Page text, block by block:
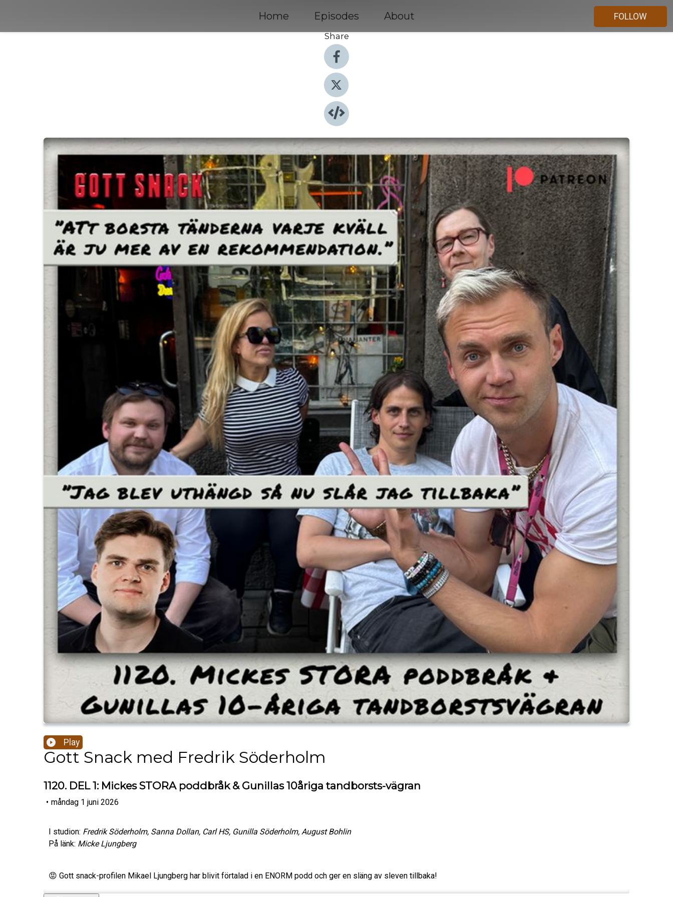
Home Episodes About
FOLLOW
Share
Play
Gott Snack med Fredrik Söderholm
1120. DEL 1: Mickes STORA poddbråk & Gunillas 10åriga tandborsts-vägran
• måndag 1 juni 2026
I studion: Fredrik Söderholm, Sanna Dollan, Carl HS, Gunilla Söderholm, August Bohlin
På länk: Micke Ljungberg
😡 Gott snack-profilen Mikael Ljungberg har blivit förtalad i en ENORM podd och ger en släng av sleven tillbaka!